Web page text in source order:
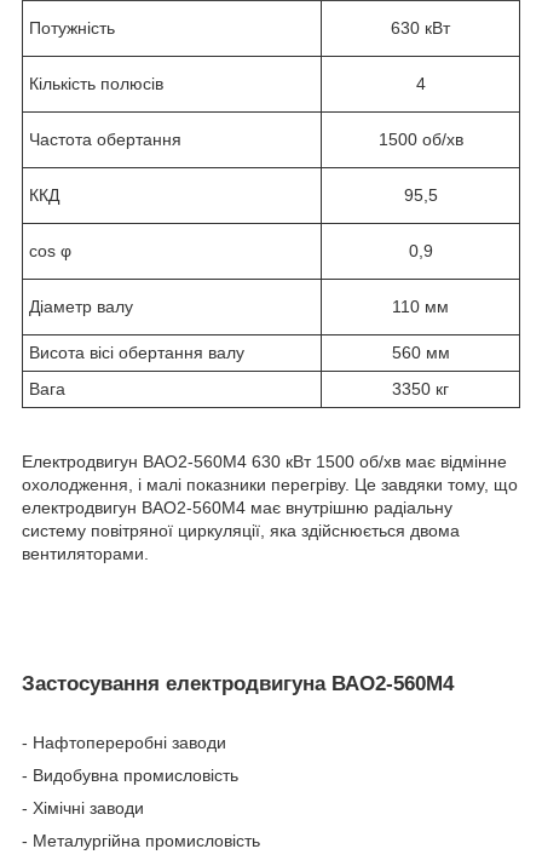
Потужність 630 кВт
Кількість полюсів 4
Частота обертання 1500 об/хв
ККД 95,5
cos φ 0,9
Діаметр валу 110 мм
Висота вісі обертання валу
560 мм
Вага
3350 кг
Електродвигун ВАО2-560М4 630 кВт 1500 об/хв має відмінне
охолодження, і малі показники перегріву. Це завдяки тому, що
електродвигун ВАО2-560М4 має внутрішню радіальну
систему повітряної циркуляції, яка здійснюється двома
вентиляторами.
Застосування електродвигуна ВАО2-560М4
- Нафтопереробні заводи
- Видобувна промисловість
- Хімічні заводи
- Металургійна промисловість